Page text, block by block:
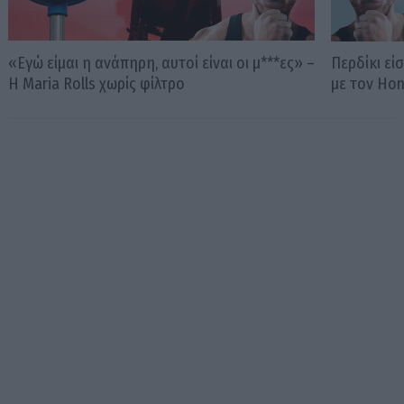
«Εγώ είμαι η ανάπηρη, αυτοί είναι οι μ***ες» –
Η Maria Rolls χωρίς φίλτρο
Περδίκι
με τον